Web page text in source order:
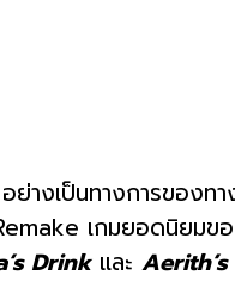
อย่างเป็นทางการของ
เกมยอดนิยม
Drinkและ